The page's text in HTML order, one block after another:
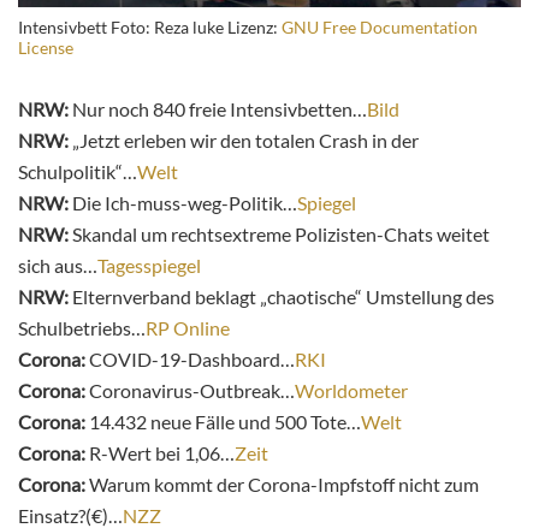
Intensivbett Foto: Reza luke Lizenz: GNU Free Documentation
License
NRW: Nur noch 840 freie Intensivbetten… Bild
NRW: „Jetzt erleben wir den totalen Crash in der
Schulpolitik“… Welt
NRW: Die Ich-muss-weg-Politik… Spiegel
NRW: Skandal um rechtsextreme Polizisten-Chats weitet
sich aus… Tagesspiegel
NRW: Elternverband beklagt „chaotische“ Umstellung des
Schulbetriebs… RP Online
Corona:COVID-19-Dashboard… RKI
Corona:Coronavirus-Outbreak… Worldometer
Corona: 14.432 neue Fälle und 500 Tote… Welt
Corona: R-Wert bei 1,06… Zeit
Corona:Warum kommt der Corona-Impfstoff nicht zum
Einsatz?(€)… NZZ